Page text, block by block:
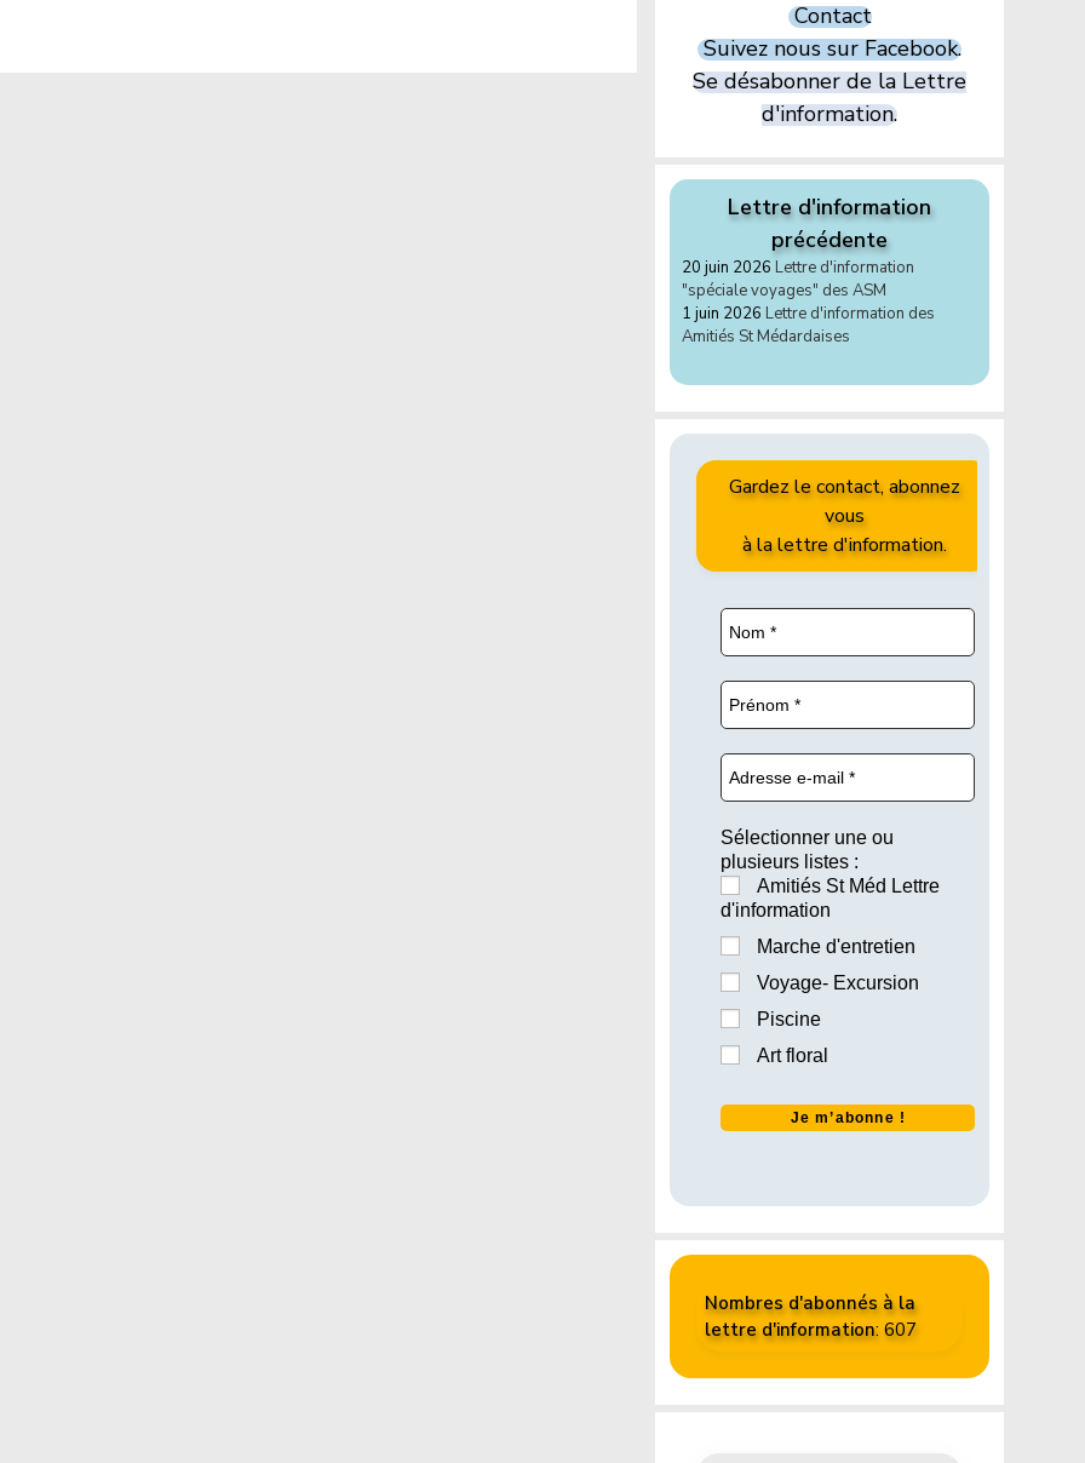
Contact
Suivez nous sur Facebook.
Se désabonner de la Lettre
d'information.
Lettre d'information
précédente
20 juin 2026 Lettre d'information
"spéciale voyages" des ASM
1 juin 2026 Lettre d'information des
Amitiés St Médardaises
Gardez le contact, abonnez
vous
à la lettre d'information.
Sélectionner une ou
plusieurs listes :
Amitiés St Méd Lettre
d'information
Marche d'entretien
Voyage- Excursion
Piscine
Art floral
Nombres d'abonnés à la
lettre d'information: 607